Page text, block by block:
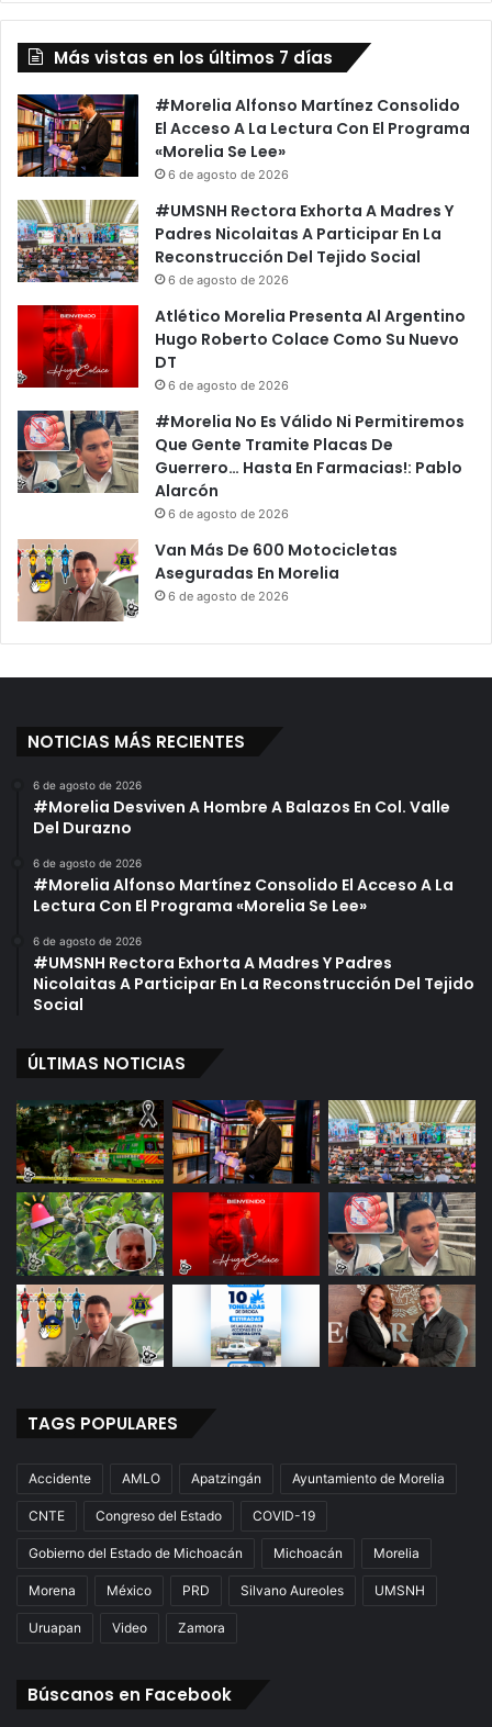
Más vistas en los últimos 7 días
#Morelia Alfonso Martínez Consolido
El Acceso A La Lectura Con El Programa
«Morelia Se Lee»
6 de agosto de 2026
#UMSNH Rectora Exhorta A Madres Y
Padres Nicolaitas A Participar En La
Reconstrucción Del Tejido Social
6 de agosto de 2026
Atlético Morelia Presenta Al Argentino
Hugo Roberto Colace Como Su Nuevo
DT
6 de agosto de 2026
#Morelia No Es Válido Ni Permitiremos
Que Gente Tramite Placas De
Guerrero… Hasta En Farmacias!: Pablo
Alarcón
6 de agosto de 2026
Van Más De 600 Motocicletas
Aseguradas En Morelia
6 de agosto de 2026
NOTICIAS MÁS RECIENTES
6 de agosto de 2026
#Morelia Desviven A Hombre A Balazos En Col. Valle
Del Durazno
6 de agosto de 2026
#Morelia Alfonso Martínez Consolido El Acceso A La
Lectura Con El Programa «Morelia Se Lee»
6 de agosto de 2026
#UMSNH Rectora Exhorta A Madres Y Padres
Nicolaitas A Participar En La Reconstrucción Del Tejido
Social
ÚLTIMAS NOTICIAS
TAGS POPULARES
Accidente AMLO Apatzingán Ayuntamiento de Morelia
CNTE Congreso del Estado COVID-19
Gobierno del Estado de Michoacán Michoacán Morelia
Morena México PRD Silvano Aureoles UMSNH
Uruapan Video Zamora
Búscanos en Facebook